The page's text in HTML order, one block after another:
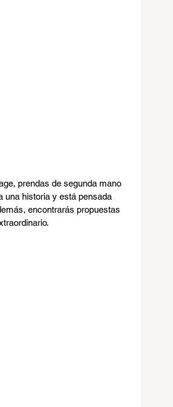
prendas de segunda mano
una historia y está pensada
encontrarás propuestas